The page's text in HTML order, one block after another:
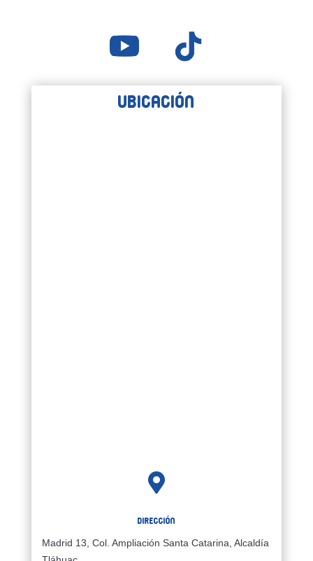
Ubicación

Dirección
Madrid 13, Col. Ampliación Santa Catarina, Alcaldía